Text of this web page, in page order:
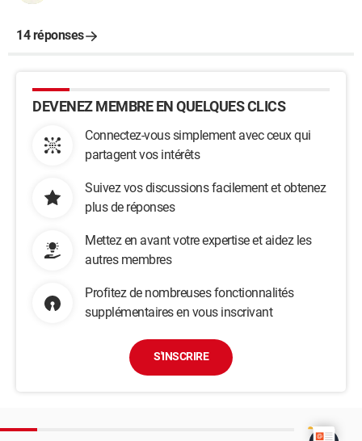
14 réponses
DEVENEZ MEMBRE EN QUELQUES CLICS
Connectez-vous simplement avec ceux qui
partagent vos intérêts
Suivez vos discussions facilement et obtenez
plus de réponses
Mettez en avant votre expertise et aidez les
autres membres
Profitez de nombreuses fonctionnalités
supplémentaires en vous inscrivant
S'INSCRIRE